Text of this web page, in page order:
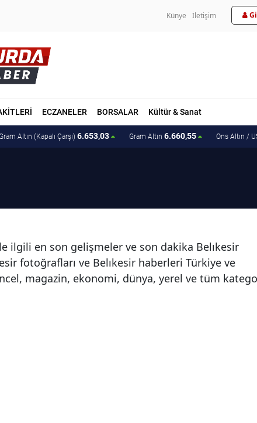
Künye İletişim
ECZANELER BORSALAR Kültür & Sanat
Altın (Kapalı Çarşı) 6.653,03 Gram Altın 6.660,55 Ons Altın /
ilgili en son gelişmeler ve son dakika Belıkesir
fotoğrafları ve Belıkesir haberleri Türkiye ve
magazin, ekonomi, dünya, yerel ve tüm